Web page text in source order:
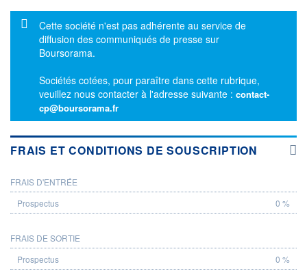
Message d'information
Cette société n'est pas adhérente au service de
diffusion des communiqués de presse sur
Boursorama.
Sociétés cotées, pour paraître dans cette rubrique,
veuillez nous contacter à l'adresse suivante : contact-
cp@boursorama.fr
FRAIS ET CONDITIONS DE SOUSCRIPTION
PROSPECTUS
FRAIS D'ENTRÉE
0 %
FRAIS DE SORTIE
0 %